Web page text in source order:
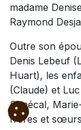
madame
Raymond
Outre son
Denis Lebeuf
Huart), les
(Claude) et
Senécal,
frères et sœurs